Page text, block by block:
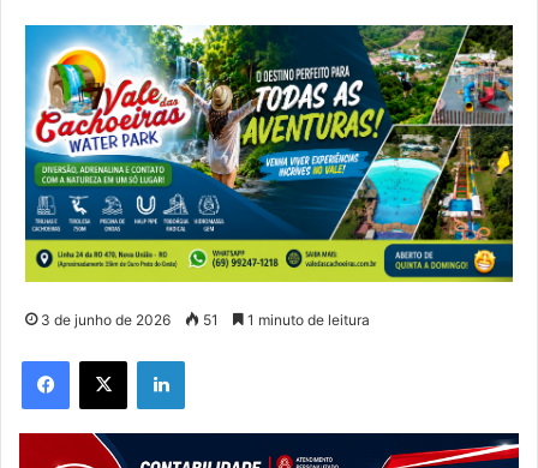
3 de junho de 2026 51 1 minuto de leitura
Facebook
X Linkedin